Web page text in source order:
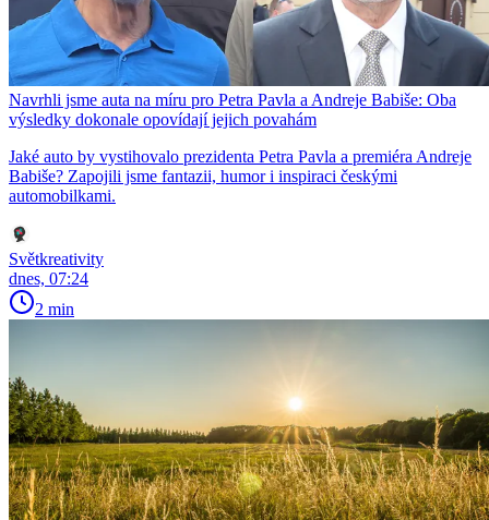
Navrhli jsme auta na míru pro Petra Pavla a Andreje Babiše: Oba
výsledky dokonale opovídají jejich povahám
Jaké auto by vystihovalo prezidenta Petra Pavla a premiéra Andreje
Babiše? Zapojili jsme fantazii, humor i inspiraci českými
automobilkami.
Světkreativity
dnes, 07:24
2 min